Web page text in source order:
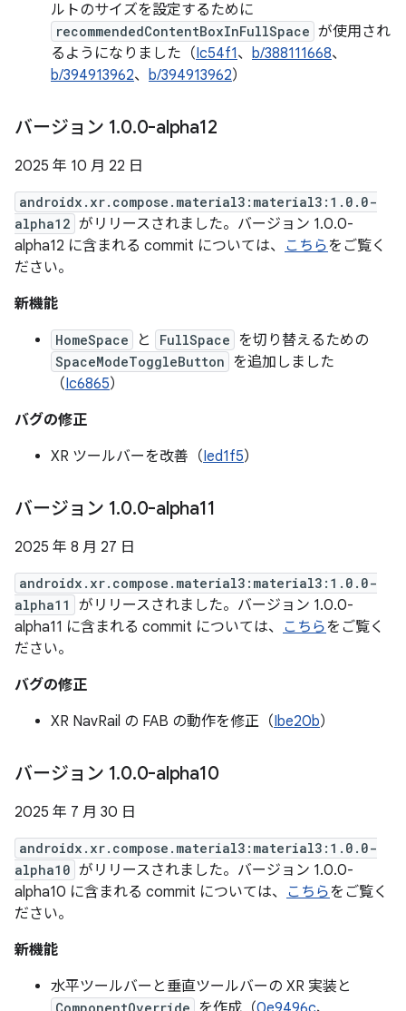
ルトのサイズを設定するために
recommendedContentBoxInFullSpace が使用され
るようになりました（Ic54f1、 b/388111668、
b/394913962、 b/394913962）
バージョン 1.0.0-alpha12
2025 年 10 月 22 日
androidx.xr.compose.material3:material3:1.0.0-
alpha12 がリリースされました。バージョン 1.0.0-
alpha12 に含まれる commit については、 こちらをご覧く
ださい。
新機能
HomeSpace と FullSpace を切り替えるための
SpaceModeToggleButton を追加しました
（Ic6865）
バグの修正
XR ツールバーを改善（Ied1f5）
バージョン 1.0.0-alpha11
2025 年 8 月 27 日
androidx.xr.compose.material3:material3:1.0.0-
alpha11
がリリースされました。バージョン 1.0.0-
alpha11 に含まれる commit については、 こちらをご覧く
ださい。
バグの修正
XR NavRail の FAB の動作を修正（Ibe20b）
バージョン 1.0.0-alpha10
2025 年 7 月 30 日
androidx.xr.compose.material3:material3:1.0.0-
alpha10 がリリースされました。バージョン 1.0.0-
alpha10 に含まれる commit については、 こちらをご覧く
ださい。
新機能
水平ツールバーと垂直ツールバーの XR 実装と